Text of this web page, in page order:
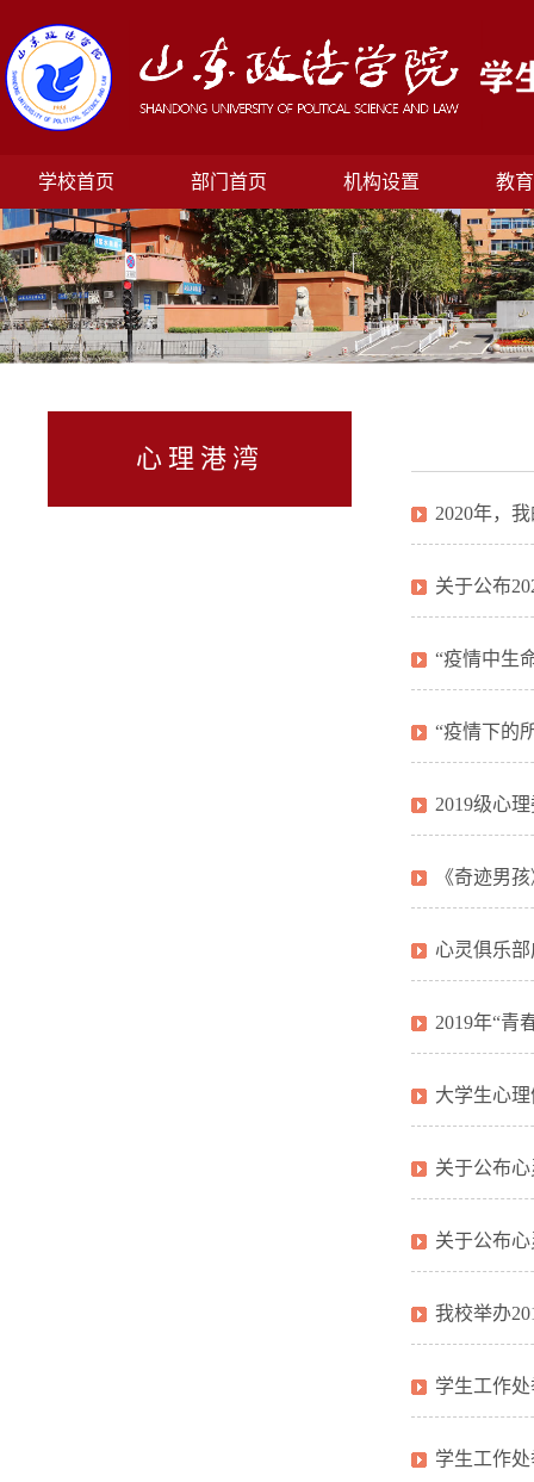
学校首页 部门首页 机构设置 教
心理港湾
2020年，
关于公布
“疫情中生
“疫情下的
2019级心
《奇迹男
心灵俱乐部
2019年“青
大学生心
关于公布
关于公布
我校举办
学生工作
学生工作